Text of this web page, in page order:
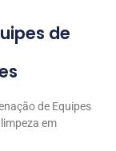
de
de Equipes
em